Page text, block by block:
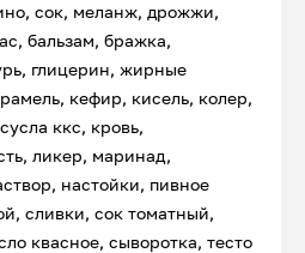
сок, меланж, дрожжи,
бальзам, бражка,
глицерин, жирные
кефир, кисель, колер,
ккс, кровь,
ликер, маринад,
настойки, пивное
сливки, сок томатный,
квасное, сыворотка, тесто